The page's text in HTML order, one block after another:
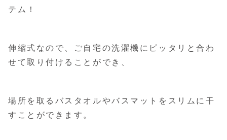
テム！
伸縮式なので、ご自宅の洗濯機にピッタリと合わ
せて取り付けることができ、
場所を取るバスタオルやバスマットをスリムに干
すことができます。